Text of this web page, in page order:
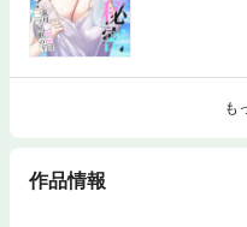
も
作品情報